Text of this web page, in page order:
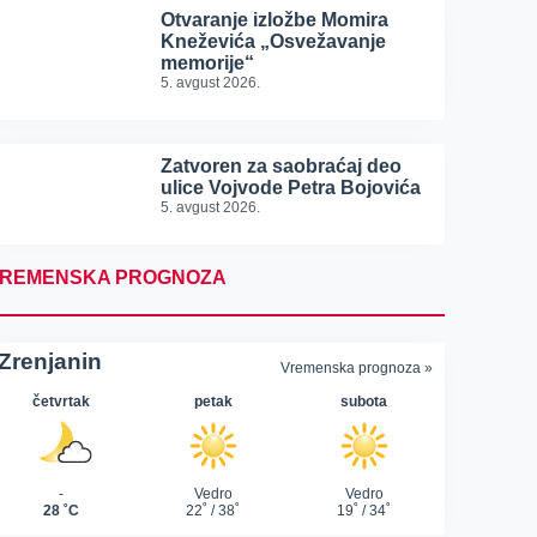
Otvaranje izložbe Momira
Kneževića „Osvežavanje
memorije“
5. avgust 2026.
Zatvoren za saobraćaj deo
ulice Vojvode Petra Bojovića
5. avgust 2026.
PROGNOZA